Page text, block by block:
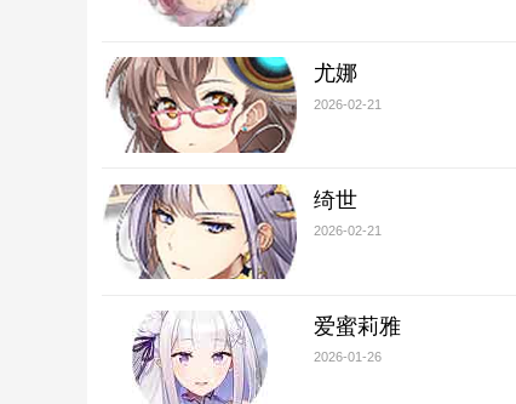
尤娜
2026-02-21
绮世
2026-02-21
爱蜜莉雅
2026-01-26